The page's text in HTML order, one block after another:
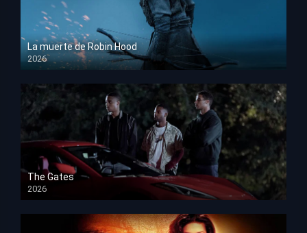
La muerte de Robin Hood
2026
HD 1080p
The Gates
2026
HD 1080p